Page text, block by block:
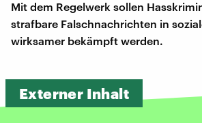
Mit dem Regelwerk sollen
strafbare Falschnachrichten in
wirksamer bekämpft werden.
Externer Inhalt